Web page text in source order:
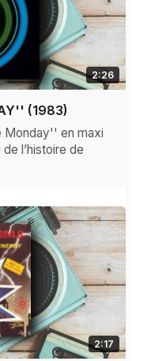
2:26
(1983)
Monday'' en maxi
l’histoire de
2:17